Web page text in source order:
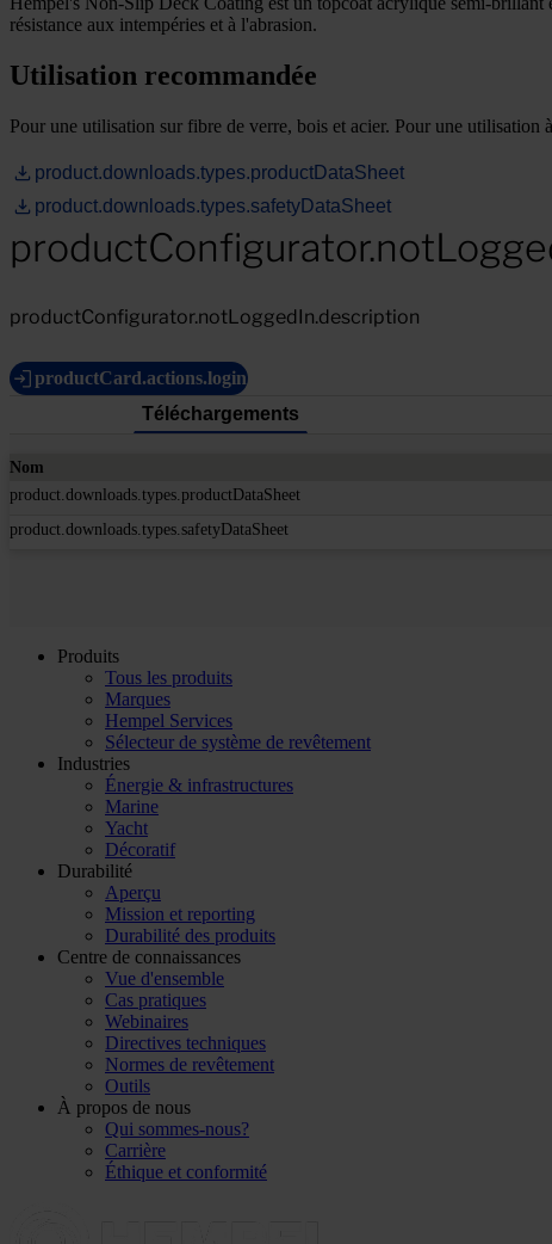
résistance aux intempéries et à l'abrasion.
Utilisation recommandée
Pour une utilisation sur fibre de verre, bois et acier. Pour une utilisation
product.downloads.types.productDataSheet
product.downloads.types.safetyDataSheet
productConfigurator.notLoggedIn.description
productCard.actions.login
Téléchargements
Nom
product.downloads.types.productDataSheet
product.downloads.types.safetyDataSheet
Produits
Tous les produits
Marques
Hempel Services
Sélecteur de système de revêtement
Industries
Énergie & infrastructures
Marine
Yacht
Décoratif
Durabilité
Aperçu
Mission et reporting
Durabilité des produits
Centre de connaissances
Vue d'ensemble
Cas pratiques
Webinaires
Directives techniques
Normes de revêtement
Outils
À propos de nous
Qui sommes-nous?
Carrière
Éthique et conformité